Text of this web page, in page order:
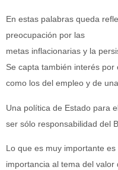
En estas palabras queda
preocupación por las
metas inflacionarias y la
Se capta también interés
como los del empleo y de
Una política de Estado para
ser sólo responsabilidad del
Lo que es muy importante
importancia al tema del